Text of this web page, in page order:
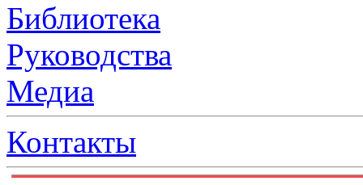
Библиотека
Руководства
Медиа
Контакты